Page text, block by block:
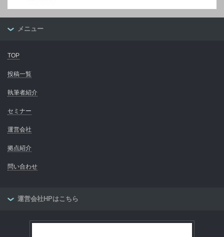
メニュー
TOP
投稿一覧
執筆者紹介
セミナー
運営会社
拠点紹介
問い合わせ
運営会社HPはこちら